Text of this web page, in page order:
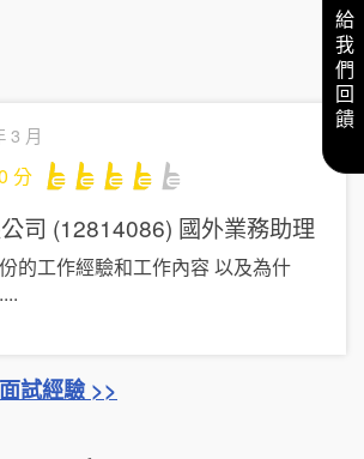
3 月
分
司 (12814086) 國外業務助理
的工作經驗和工作內容 以及為什
....
試經驗 >>
給我們回饋